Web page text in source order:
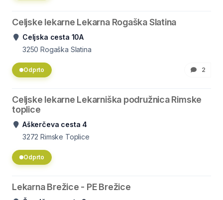
Celjske lekarne Lekarna Rogaška Slatina
Celjska cesta 10A
3250 Rogaška Slatina
Odprto 2
Celjske lekarne Lekarniška podružnica Rimske
toplice
Aškerčeva cesta 4
3272 Rimske Toplice
Odprto
Lekarna Brežice - PE Brežice